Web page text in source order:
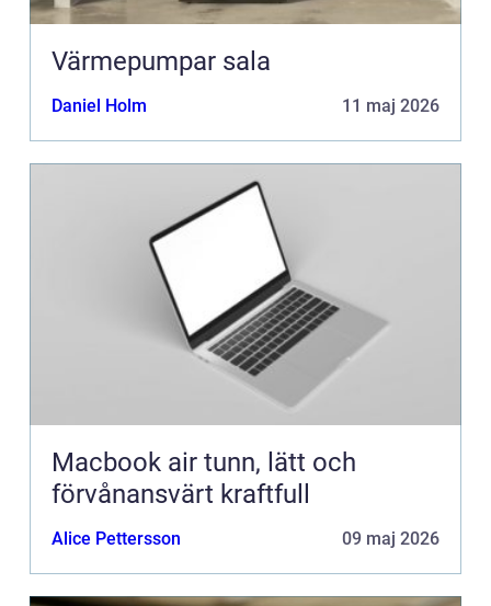
Värmepumpar sala
Daniel Holm 11 maj 2026
Macbook air tunn, lätt och
förvånansvärt kraftfull
Alice Pettersson 09 maj 2026